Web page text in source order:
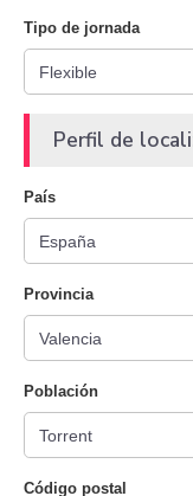
Tipo de jornada
Perfil de
País
Provincia
Población
Código postal